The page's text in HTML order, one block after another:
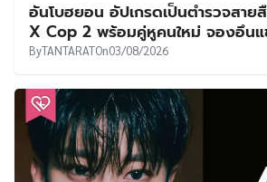
อันโบฮยอน อัปเกรดเป็นตำรวจสาย
X Cop 2 พร้อมคู่หูคนใหม่ จองอึน
ByTANTARATOn03/08/2026